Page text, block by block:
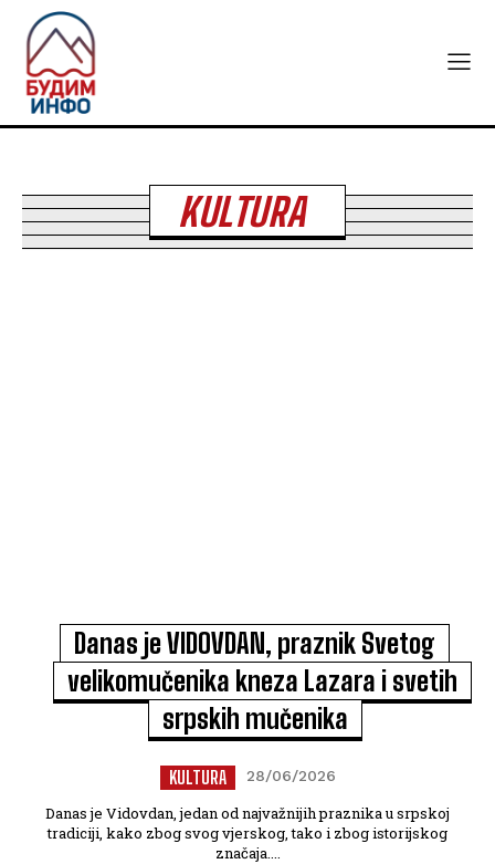
KULTURA
Danas je VIDOVDAN, praznik Svetog
velikomučenika kneza Lazara i svetih
srpskih mučenika
KULTURA 28/06/2026
Danas je Vidovdan, jedan od najvažnijih praznika u srpskoj
tradiciji, kako zbog svog vjerskog, tako i zbog istorijskog
značaja....